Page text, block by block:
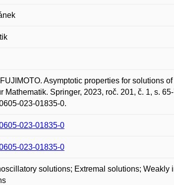
Asymptotic properties for solutions
Mathematik. Springer, 2023, roč. 201, č. 1, s.
023-01835-0.
023-01835-0
023-01835-0
solutions; Extremal solutions;